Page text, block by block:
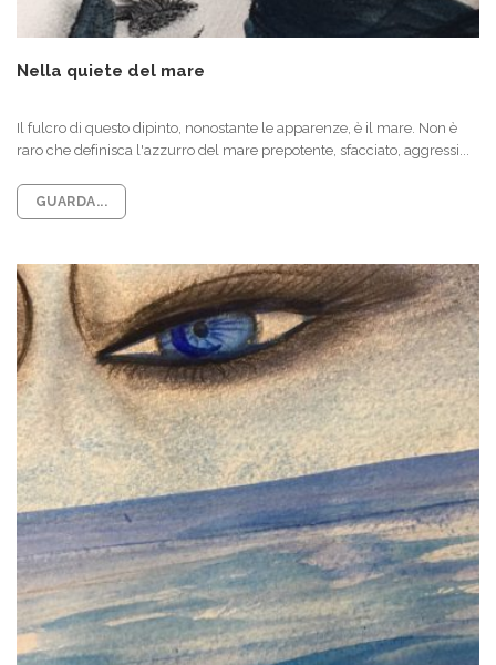
Nella quiete del mare
Il fulcro di questo dipinto, nonostante le apparenze, è il mare. Non è
raro che definisca l'azzurro del mare prepotente, sfacciato, aggressi...
GUARDA...